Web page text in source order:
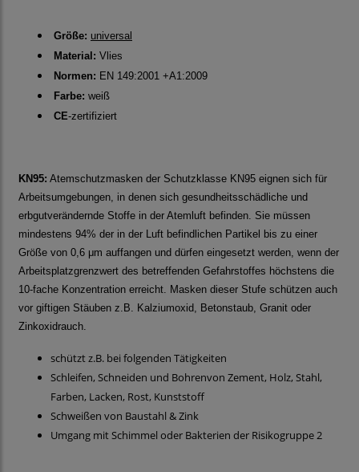
Größe: universal
Material: Vlies
Normen: EN 149:2001 +A1:2009
Farbe: weiß
CE-zertifiziert
KN95: Atemschutzmasken der Schutzklasse KN95 eignen sich für
Arbeitsumgebungen, in denen sich gesundheitsschädliche und
erbgutverändernde Stoffe in der Atemluft befinden. Sie müssen
mindestens 94% der in der Luft befindlichen Partikel bis zu einer
Größe von 0,6 μm auffangen und dürfen eingesetzt werden, wenn der
Arbeitsplatzgrenzwert des betreffenden Gefahrstoffes höchstens die
10-fache Konzentration erreicht. Masken dieser Stufe schützen auch
vor giftigen Stäuben z.B. Kalziumoxid, Betonstaub, Granit oder
Zinkoxidrauch.
schützt z.B. bei folgenden Tätigkeiten
Schleifen, Schneiden und Bohrenvon Zement, Holz, Stahl,
Farben, Lacken, Rost, Kunststoff
Schweißen von Baustahl & Zink
Umgang mit Schimmel oder Bakterien der Risikogruppe 2